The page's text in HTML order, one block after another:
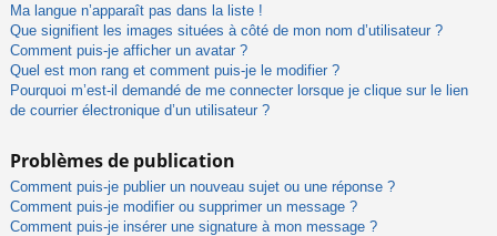
Ma langue n’apparaît pas dans la liste !
Que signifient les images situées à côté de mon nom d’utilisateur ?
Comment puis-je afficher un avatar ?
Quel est mon rang et comment puis-je le modifier ?
Pourquoi m’est-il demandé de me connecter lorsque je clique sur le lien
de courrier électronique d’un utilisateur ?
Problèmes de publication
Comment puis-je publier un nouveau sujet ou une réponse ?
Comment puis-je modifier ou supprimer un message ?
Comment puis-je insérer une signature à mon message ?